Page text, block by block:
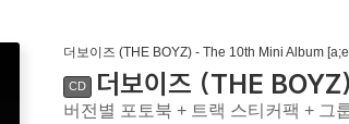
더보이즈 (THE BOYZ) - The 10th Mini Album
CD 더보이즈 (THE
버전별 포토북 + 트랙 스티커팩 + 그